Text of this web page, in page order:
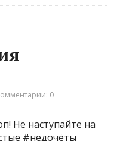
0
Не наступайте на
#недочёты